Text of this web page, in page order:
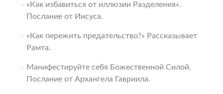
«Как избавиться от иллюзии Разделения».
Послание от Иисуса.
«Как пережить предательство?» Рассказывает
Рамта.
Манифестируйте себя Божественной Силой.
Послание от Архангела Гавриила.